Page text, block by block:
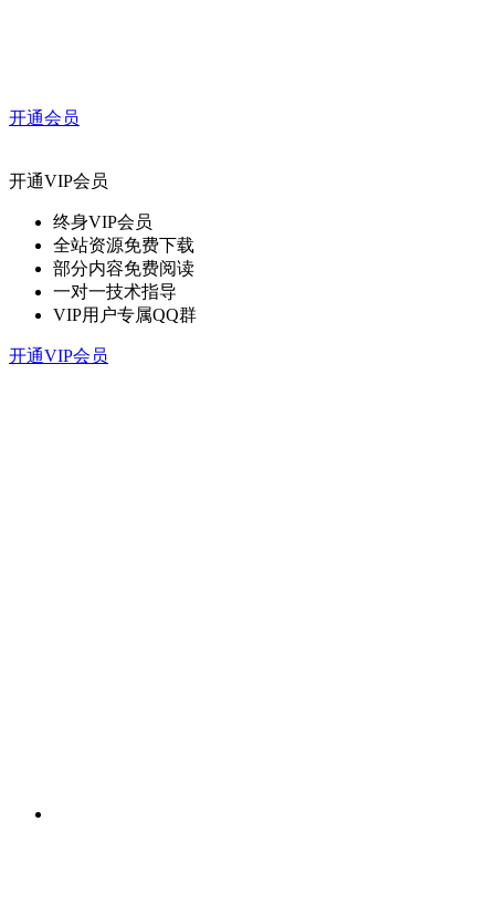
开通会员
开通VIP会员
终身VIP会员
全站资源免费下载
部分内容免费阅读
一对一技术指导
VIP用户专属QQ群
开通VIP会员